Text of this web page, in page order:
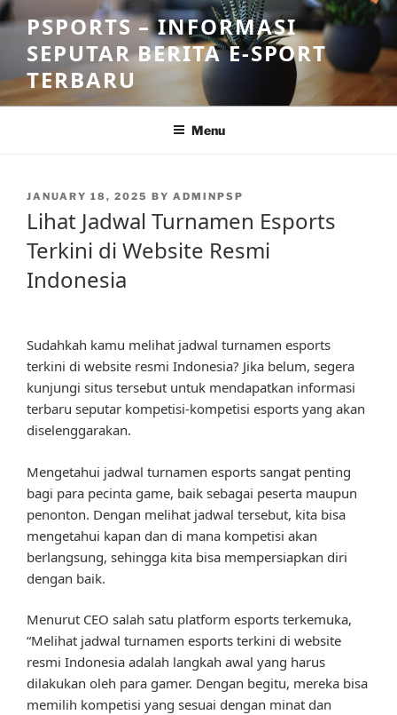
Skip
to
content
PSPORTS – INFORMASI
SEPUTAR BERITA E-SPORT
TERBARU
Menu
POSTED
ON
JANUARY 18, 2025 BY ADMINPSP
Lihat Jadwal Turnamen Esports
Terkini di Website Resmi
Indonesia
Sudahkah kamu melihat jadwal turnamen esports
terkini di website resmi Indonesia? Jika belum, segera
kunjungi situs tersebut untuk mendapatkan informasi
terbaru seputar kompetisi-kompetisi esports yang akan
diselenggarakan.
Mengetahui jadwal turnamen esports sangat penting
bagi para pecinta game, baik sebagai peserta maupun
penonton. Dengan melihat jadwal tersebut, kita bisa
mengetahui kapan dan di mana kompetisi akan
berlangsung, sehingga kita bisa mempersiapkan diri
dengan baik.
Menurut CEO salah satu platform esports terkemuka,
“Melihat jadwal turnamen esports terkini di website
resmi Indonesia adalah langkah awal yang harus
dilakukan oleh para gamer. Dengan begitu, mereka bisa
memilih kompetisi yang sesuai dengan minat dan